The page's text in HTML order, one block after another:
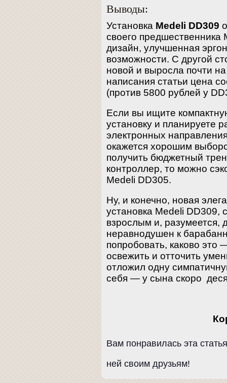
Выводы:
Установка Medeli DD309
своего предшественника
дизайн, улучшенная
возможности. С другой
новой и выросла почти
написания статьи цена
(против 5800 рублей у
Если вы ищите
установку и планируете
электронных
окажется хорошим
получить бюджетный
контроллер, то можно
Medeli DD305.
Ну, и конечно, новая
установка Medeli DD309,
взрослым и, разумеется,
неравнодушен к
попробовать, каково это
освежить и отточить
отложил одну
себя — у сына скоро
Вам понравилась эта
ней своим друзьям!